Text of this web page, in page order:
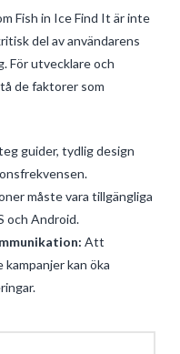
Fish in Ice Find It är inte
del av användarens
För utvecklare och
de faktorer som
guider, tydlig design
måste vara tillgängliga
och Android.
Att
kan öka